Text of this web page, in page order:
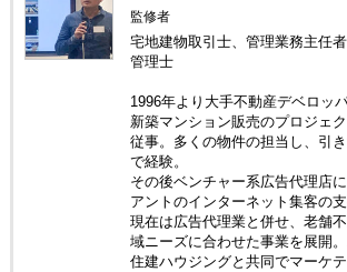
監修者
宅地建物取引士、管理業務主任
管理士
1996年より大手不動産デベロッ
新築マンション販売のプロジェ
従事。多くの物件の担当し、引
で経験。
その後ベンチャー系広告代理店
アントのインターネット集客の支
現在は広告代理業と併せ、老舗
域ニーズに合わせた事業を展開
住建ハウジングと共同でマーケ